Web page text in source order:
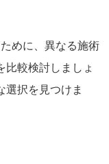
めに、異なる施術
比較検討しましょ
選択を見つけま